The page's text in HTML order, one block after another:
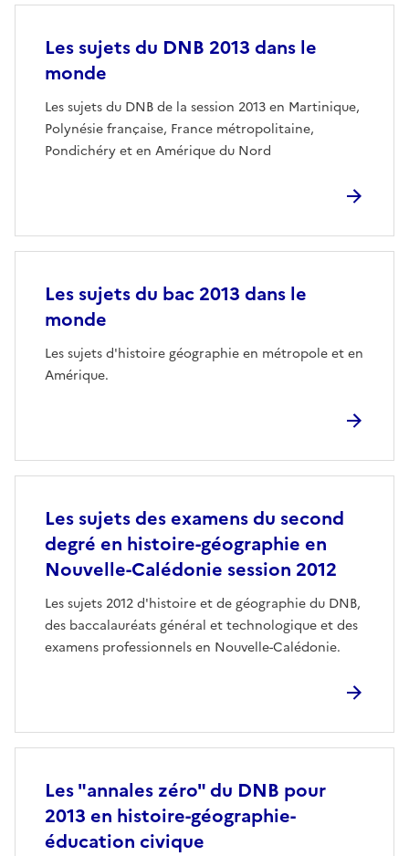
Les sujets du DNB 2013 dans le
monde
Les sujets du DNB de la session 2013 en Martinique,
Polynésie française, France métropolitaine,
Pondichéry et en Amérique du Nord
Les sujets du bac 2013 dans le
monde
Les sujets d'histoire géographie en métropole et en
Amérique.
Les sujets des examens du second
degré en histoire-géographie en
Nouvelle-Calédonie session 2012
Les sujets 2012 d'histoire et de géographie du DNB,
des baccalauréats général et technologique et des
examens professionnels en Nouvelle-Calédonie.
Les "annales zéro" du DNB pour
2013 en histoire-géographie-
éducation civique